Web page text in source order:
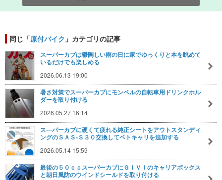
同じ「原付バイク 」カテゴリの記事
スーパーカブは鬱陶しい雨の日に家でゆっくりと本を眺めて
いるだけでも楽しめる
2026.06.13 19:00
暑さ対策でスーパーカブにモンベルの自転車用ドリンクホル
ダーを取り付ける
2026.05.27 16:14
ス―パーカブに硬くて疲れる純正シートをアウトスタンディ
ングのＳＡＳ-Ｓ３０交換してベトキャリを追加する
2026.05.14 15:59
最後の５０ｃｃスーパーカブにＧＩＶＩのキャリアボックス
と朝日風防のウインドシールドを取り付ける